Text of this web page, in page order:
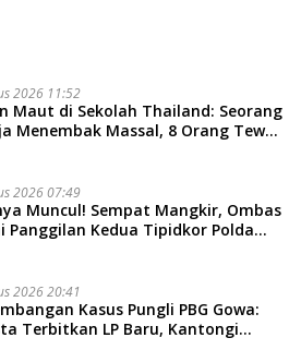
2026 11:52
Maut di Sekolah Thailand: Seorang
Menembak Massal, 8 Orang Tewas
2026 07:49
Muncul! Sempat Mangkir, Ombas
Panggilan Kedua Tipidkor Polda
2026 20:41
Kasus Pungli PBG Gowa:
Terbitkan LP Baru, Kantongi